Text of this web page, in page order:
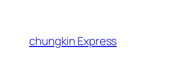
chungkin Express